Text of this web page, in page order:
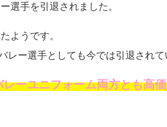
選手を引退されました。
ようです。
ー選手としても今では引退されて
ーユニフォーム両方とも高